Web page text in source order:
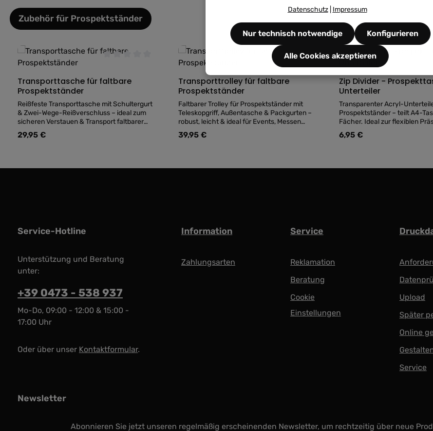
Zubehör für Prospektständer
Durchschnittliche Bewertung von 0 von 5 Sternen
Transporttasche für faltbare
Prospektständer
Reißfeste Transporttasche mit Schultergurt
& Zwei-Wege-Reißverschluss – ideal zum
sicheren Verstauen & Transport faltbarer
Prospektständer.
Regulärer Preis:
29,95 €
Durchschnittliche Bewertung von 0 von 5
Transporttrolley für faltbare
Prospektständer
Faltbarer Trolley für Prospektständer mit
Teleskopgriff, Außentasche & Packgurten –
robust, leicht & ideal für Events, Messen
oder Präsentationen.
Regulärer Preis:
39,95 €
Zip Divider -
Unterteiler
Transparenter Acryl-
Prospektständer – teilt A4-
Fächer. Ideal zur flexiblen
kleinerer Flyer & Karten.
Regulärer Preis:
6,95 €
Service-Hotline
Unterstützung und Beratung
unter:
+39 0473 - 538 937
Mo-Do, 09:00 - 12:00 & 15:00 -
17:00 Uhr
Oder über unser Kontaktformular.
Information
Zahlungsarten
Service
Reklamation
Beratung
Cookie
Einstellungen
Upload
Später
Online
Service
Newsletter
Abonnieren Sie jetzt unseren regelmäßig erscheinenden Newsletter, um rechtzeitig über neue
Datenschutz| Impressum
Nur technisch notwendige Konfigurieren
Alle Cookies akzeptieren